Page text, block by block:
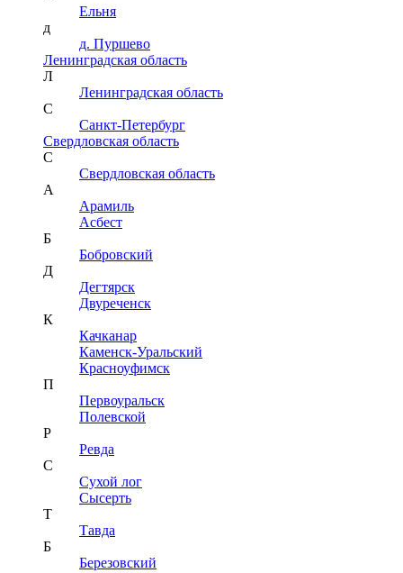
Ельня
д
д. Пуршево
Ленинградская область
Л
Ленинградская область
С
Санкт-Петербург
Свердловская область
С
Свердловская область
А
Арамиль
Асбест
Б
Бобровский
Д
Дегтярск
Двуреченск
К
Качканар
Каменск-Уральский
Красноуфимск
П
Первоуральск
Полевской
Р
Ревда
С
Сухой лог
Сысерть
Т
Тавда
Б
Березовский